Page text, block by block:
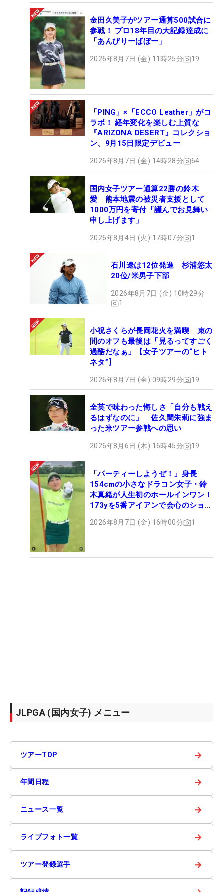
金田久美子がツアー通算500試合に
参戦！ プロ18年目の大記録達成に
「あんびりーばぼー」
2026年8月7日 (金) 11時25分 19
「PING」×「ECCO Leather」がコ
ラボ！ 経年変化を楽しむ上質な
『ARIZONA DESERT』コレクショ
ン、9月15日限定デビュー
2026年8月7日 (金) 14時28分 64
国内女子ツアー通算22勝の鈴木
愛 熊本地震の被災者支援として
1000万円を寄付「謹んでお見舞い
申し上げます」
2026年8月4日 (火) 17時07分 1
石川遼は12位発進 杉浦悠太
20位/米男子下部
2026年8月7日 (金) 10時29分
1
小祝さくらが長岡花火を満喫 束の
間のオフも最後は「見るってすごく
過酷だなぁ」【女子ツアーの“ヒト
ネタ”】
2026年8月7日 (金) 09時29分 19
全英で味わった悔しさ「自分も戦え
るはずなのに」 佐久間朱莉に強ま
った米ツアー参戦への思い
2026年8月6日 (木) 16時45分 19
「パーティーしようぜ！」身長
154cmの小さなドラコン女子・鈴
木真緒が人生初のホールインワン！
173yを5番アイアンで会心のショッ
2026年8月7日 (金) 16時00分 1
JLPGA (国内女子) メニュー
ツアーTOP →
年間日程 →
ニュース一覧 →
ライブフォト一覧 →
ツアー登録選手 →